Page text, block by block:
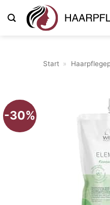
Inhalt
Start »
-30%